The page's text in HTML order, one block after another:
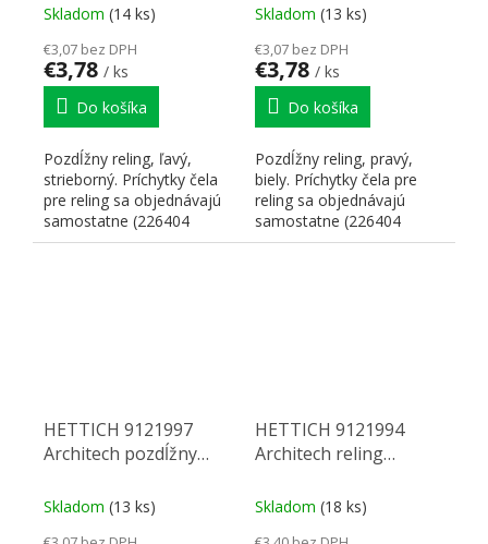
Skladom (14 ks)
€3,07 bez DPH
€3,78 / ks
Do košíka
Pozdĺžny reling, ľavý,
strieborný. Príchytky čela
pre reling sa objednávajú
samostatne (226404
príchytka na skrutku...
Skladom (13 ks)
€3,07 bez DPH
€3,78 / ks
Do košíka
Pozdĺžny reling, pravý,
biely. Príchytky čela pre
reling sa objednávajú
samostatne (226404
príchytka na skrutku na...
HETTICH 9121997
Architech pozdĺžny
Skladom (13 ks)
HETTICH 9121994
Architech reling
strieborná
Skladom (18 ks)